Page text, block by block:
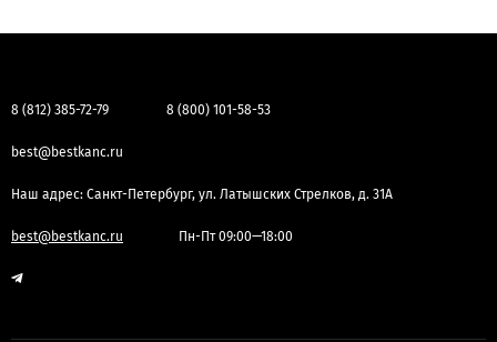
8 (812) 385-72-79 8 (800) 101-58-53
best@bestkanc.ru
Наш адрес: Санкт-Петербург, ул. Латышских Стрелков, д. 31А
best@bestkanc.ru Пн-Пт 09:00—18:00